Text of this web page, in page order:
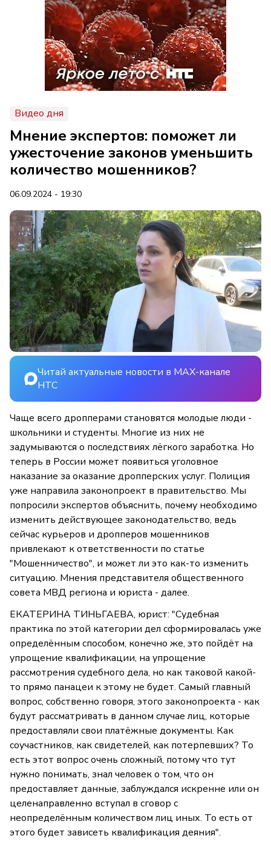
Видео дня
Мнение экспертов: поможет ли
ужесточение законов уменьшить
количество мошенников?
06.09.2024 - 19:30
Читай актуальные новости в MAX-канале
НТС
Чаще всего дропперами становятся молодые люди -
школьники и студенты. Многие из них не
задумываются о последствиях лёгкого заработка. Но
теперь в России может появиться уголовное
наказание за оказание дропперских услуг. Полиция
уже направила законопроект в правительство. Мы
попросили экспертов объяснить, почему необходимо
изменить действующее законодательство, ведь
сейчас курьеров и дропперов мошенников
привлекают к ответственности по статье
"Мошенничество", и может ли это как-то изменить
ситуацию. Мнения представителя общественного
совета МВД региона и юриста - далее.
ЕКАТЕРИНА ТИНЬГАЕВА, юрист: "Судебная
практика по этой категории дел сформировалась уже
определённым способом, конечно же, это пойдёт на
упрощение квалификации, на упрощение
рассмотрения судебного дела, но как таковой какой-
то прямо панацеи к этому не будет. Самый главный
вопрос, собственно говоря, этого законопроекта - как
будут рассматривать в данном случае лиц, которые
предоставляли свои платёжные документы. Как
соучастников, как свидетелей, как потерпевших? То
есть этот вопрос очень сложный, потому что тут
нужно понимать, знал человек о том, что он
предоставляет данные, заблуждался искренне или он
целенаправленно вступал в сговор с
неопределённым количеством лиц иных. То есть от
этого будет зависеть квалификация деяния".